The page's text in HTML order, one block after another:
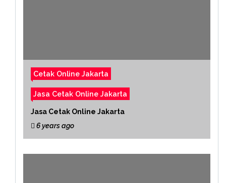
Cetak Online Jakarta
Jasa Cetak Online Jakarta
Jasa Cetak Online Jakarta
6 years ago